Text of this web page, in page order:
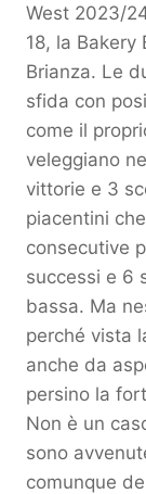
West 2023/
18, la Bakery
Brianza. Le
sfida con
come il
veleggiano
vittorie e 3
piacentini
consecutive
successi e 6
bassa. Ma
perché vista
anche da
persino la
Non è un
sono
comunque